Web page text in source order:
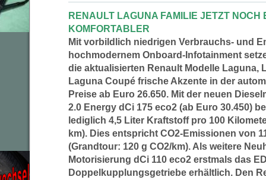
RENAULT LAGUNA FAMILIE JETZT NOCH
KOMFORTABLER
Mit vorbildlich niedrigen Verbrauchs- und
hochmodernem Onboard-Infotainment
die aktualisierten Renault Modelle Laguna,
Laguna Coupé frische Akzente in der
Preise ab Euro 26.650. Mit der neuen
2.0 Energy dCi 175 eco2 (ab Euro 30.450)
lediglich 4,5 Liter Kraftstoff pro 100
km). Dies entspricht CO2-Emissionen von
(Grandtour: 120 g CO2/km). Als weitere
Motorisierung dCi 110 eco2 erstmals das
Doppelkupplungsgetriebe erhältlich. Den